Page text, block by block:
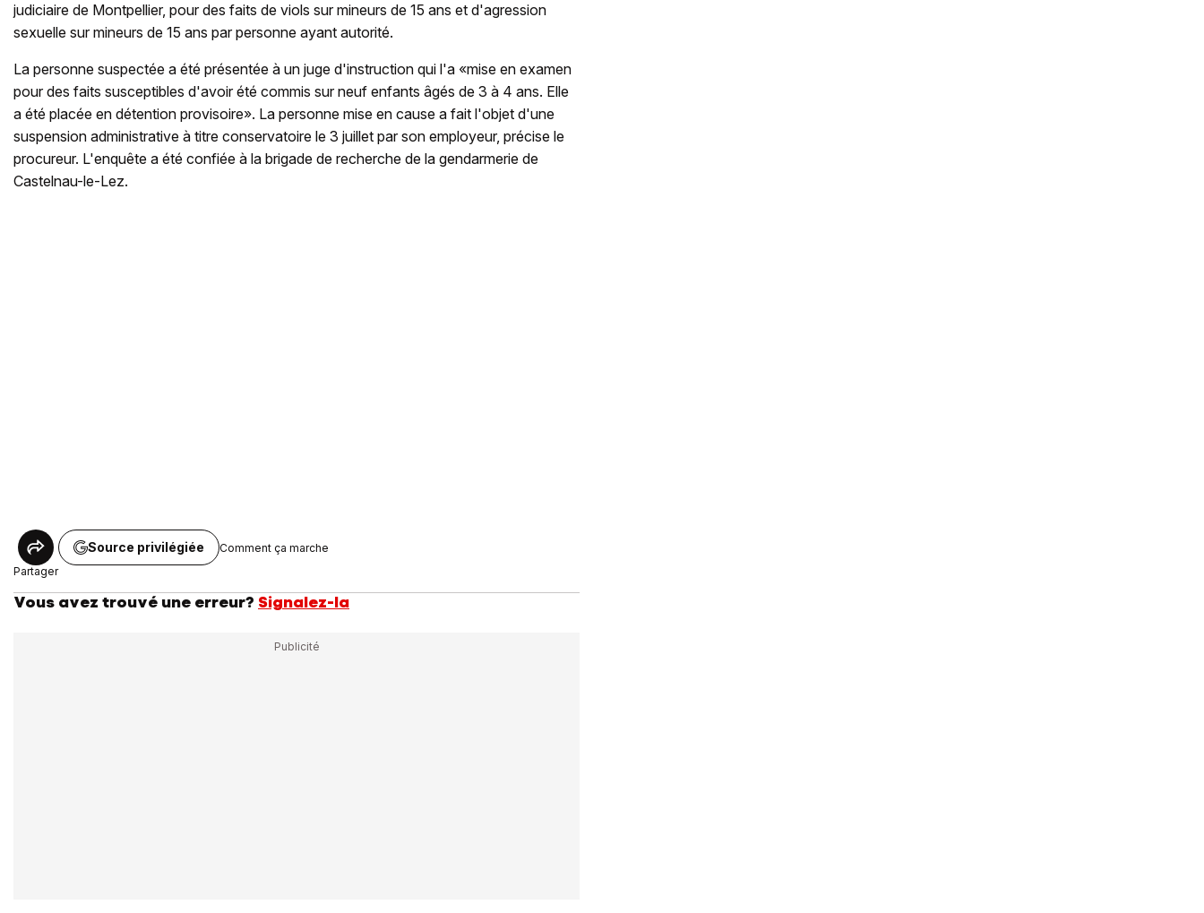
judiciaire de Montpellier, pour des faits de viols sur mineurs de 15 ans et d'agression
sexuelle sur mineurs de 15 ans par personne ayant autorité.
La personne suspectée a été présentée à un juge d'instruction qui l'a «mise en examen
pour des faits susceptibles d'avoir été commis sur neuf enfants âgés de 3 à 4 ans. Elle
a été placée en détention provisoire». La personne mise en cause a fait l'objet d'une
suspension administrative à titre conservatoire le 3 juillet par son employeur, précise le
procureur. L'enquête a été confiée à la brigade de recherche de la gendarmerie de
Castelnau-le-Lez.
Partager
Source privilégiée Comment ça marche
Vous avez trouvé une erreur? Signalez-la